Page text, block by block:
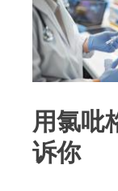
用氯吡
诉你